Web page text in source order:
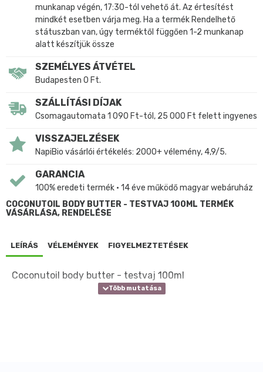
munkanap végén, 17:30-tól vehető át. Az értesítést
mindkét esetben várja meg. Ha a termék Rendelhető
státuszban van, úgy terméktől függően 1-2 munkanap
alatt készítjük össze
SZEMÉLYES ÁTVÉTEL
Budapesten 0 Ft.
SZÁLLÍTÁSI DÍJAK
Csomagautomata 1 090 Ft-tól, 25 000 Ft felett ingyenes
VISSZAJELZÉSEK
NapiBio vásárlói értékelés: 2000+ vélemény, 4,9/5.
GARANCIA
100% eredeti termék • 14 éve működő magyar webáruház
COCONUTOIL BODY BUTTER - TESTVAJ 100ML TERMÉK
VÁSÁRLÁSA, RENDELÉSE
LEÍRÁS VÉLEMÉNYEK FIGYELMEZTETÉSEK
Coconutoil body butter - testvaj 100ml